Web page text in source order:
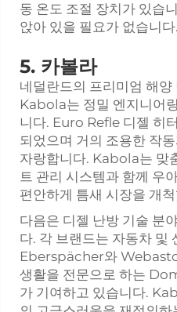
동 온도 조절 장치가 있습
앉아 있을 필요가 없습니다.
5. 카볼라
네덜란드의 프리미엄 해
Kabola는 정밀 엔지니어
니다. Euro Refle 디젤 히
되었으며 거의 ​​조용한 작
자랑합니다. Kabola는 맞
트 관리 시스템과 함께 우
편안하게 틈새 시장을 개
다음은 디젤 난방 기술 분
다. 각 브랜드는 자동차 및
Eberspächer와
생활을 전문으로 하는
가 기여하고 있습니다.